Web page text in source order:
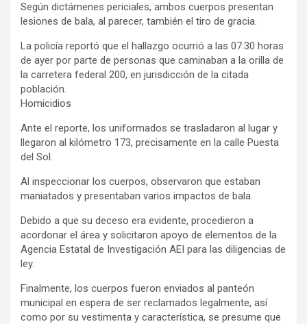
Según dictámenes periciales, ambos cuerpos presentan
lesiones de bala, al parecer, también el tiro de gracia.
La policía reportó que el hallazgo ocurrió a las 07:30 horas
de ayer por parte de personas que caminaban a la orilla de
la carretera federal 200, en jurisdicción de la citada
población.
Homicidios
Ante el reporte, los uniformados se trasladaron al lugar y
llegaron al kilómetro 173, precisamente en la calle Puesta
del Sol.
Al inspeccionar los cuerpos, observaron que estaban
maniatados y presentaban varios impactos de bala.
Debido a que su deceso era evidente, procedieron a
acordonar el área y solicitaron apoyo de elementos de la
Agencia Estatal de Investigación AEI para las diligencias de
ley.
Finalmente, los cuerpos fueron enviados al panteón
municipal en espera de ser reclamados legalmente, así
como por su vestimenta y característica, se presume que